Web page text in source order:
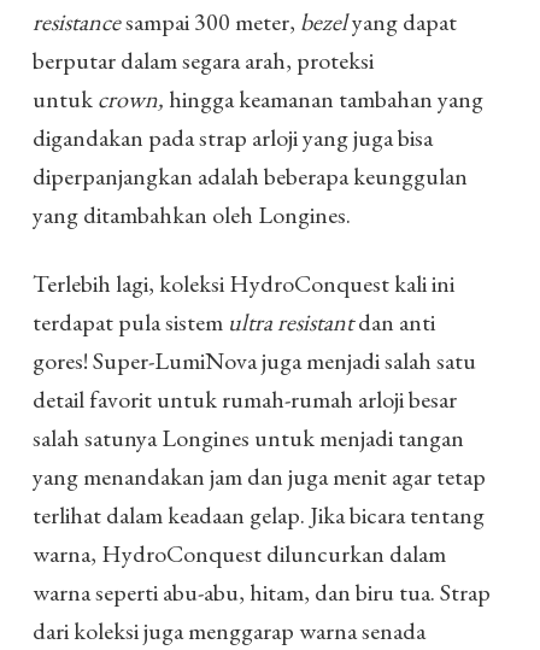
resistancesampai 300 meter, bezelyang dapat
berputar dalam segara arah, proteksi
untukcrown, hingga keamanan tambahan yang
digandakan pada strap arloji yang juga bisa
diperpanjangkan adalah beberapa keunggulan
yang ditambahkan oleh Longines.
Terlebih lagi, koleksi HydroConquest kali ini
terdapat pula sistem ultra resistantdan anti
gores! Super-LumiNova juga menjadi salah satu
detail favorit untuk rumah-rumah arloji besar
salah satunya Longines untuk menjadi tangan
yang menandakan jam dan juga menit agar tetap
terlihat dalam keadaan gelap. Jika bicara tentang
warna, HydroConquest diluncurkan dalam
warna seperti abu-abu, hitam, dan biru tua. Strap
dari koleksi juga menggarap warna senada